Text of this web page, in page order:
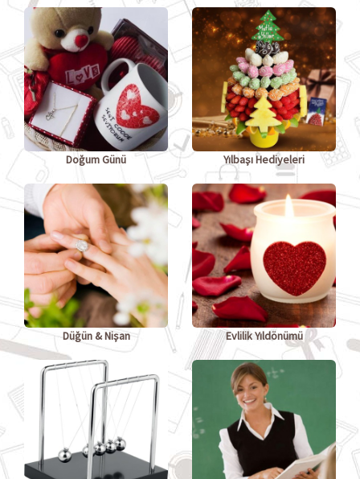
Doğum Günü Yılbaşı Hediyeleri
Düğün & Nişan Evlilik Yıldönümü